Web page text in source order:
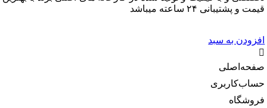
۲۴ ساعته میباشد
به سبد